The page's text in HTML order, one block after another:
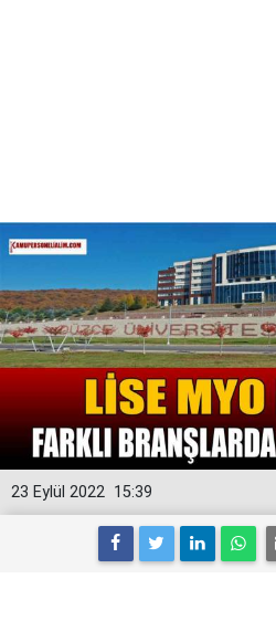
15:39
23 Eylül 2022